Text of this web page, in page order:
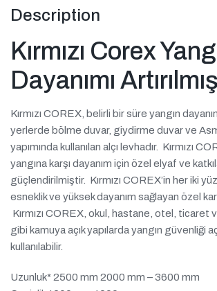
Description
Kırmızı Corex
Dayanımı Artırılmış
Kırmızı COREX, belirli bir süre yangın
yerlerde bölme duvar, giydirme duvar ve
yapımında kullanılan alçı levhadır. Kırmızı
yangına karşı dayanım için özel elyaf ve
güçlendirilmiştir. Kırmızı COREX’in her iki
esneklik ve yüksek dayanım sağlayan özel
Kırmızı COREX, okul, hastane, otel, ticaret
gibi kamuya açık yapılarda yangın güvenliği
kullanılabilir.
Uzunluk* 2500 mm 2000 mm – 3600 mm